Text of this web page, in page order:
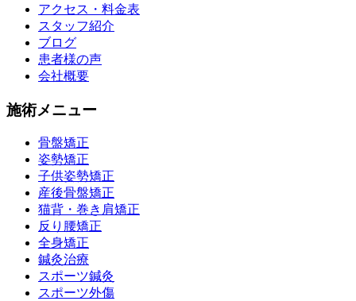
アクセス・料金表
スタッフ紹介
ブログ
患者様の声
会社概要
施術メニュー
骨盤矯正
姿勢矯正
子供姿勢矯正
産後骨盤矯正
猫背・巻き肩矯正
反り腰矯正
全身矯正
鍼灸治療
スポーツ鍼灸
スポーツ外傷